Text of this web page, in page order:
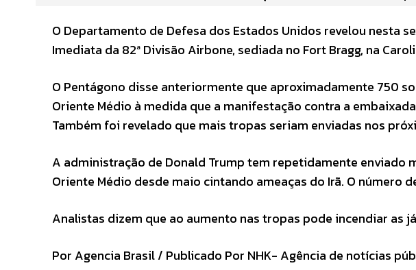
O Departamento de Defesa dos Estados Unidos revelou nesta
Imediata da 82ª Divisão Airbone, sediada no Fort Bragg, na
O Pentágono disse anteriormente que aproximadamente 750
Oriente Médio à medida que a manifestação contra a
Também foi revelado que mais tropas seriam enviadas nos
A administração de Donald Trump tem repetidamente enviado
Oriente Médio desde maio cintando ameaças do Irã. O número
Analistas dizem que ao aumento nas tropas pode incendiar as
Por Agencia Brasil / Publicado Por NHK- Agência de notícias